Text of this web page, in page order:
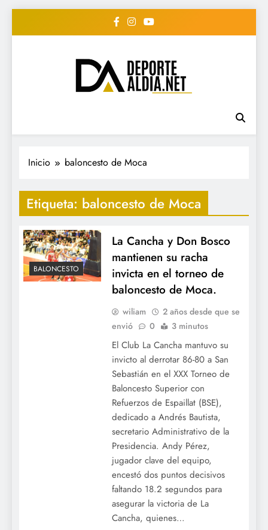
• DEPORTE AL DIA •
"Periodico Deportivo
Digital"
#deportealdiard #deportealdiaperiodico
Inicio baloncesto de Moca
Etiqueta: baloncesto de Moca
BALONCESTO
La Cancha y Don Bosco
mantienen su racha
invicta en el torneo de
baloncesto de Moca.
wiliam
2 años desde que se
envió
0 3 minutos
El Club La Cancha mantuvo su
invicto al derrotar 86-80 a San
Sebastián en el XXX Torneo de
Baloncesto Superior con
Refuerzos de Espaillat (BSE),
dedicado a Andrés Bautista,
secretario Administrativo de la
Presidencia. Andy Pérez,
jugador clave del equipo,
encestó dos puntos decisivos
faltando 18.2 segundos para
asegurar la victoria de La
Cancha, quienes…